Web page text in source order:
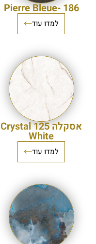
186 -Pierre Bleue
למדו עוד
אסקלה 125 Crystal
White
למדו עוד